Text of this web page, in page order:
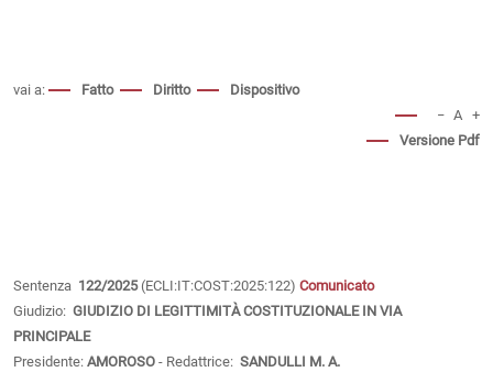
vai a: Fatto Diritto
Dispositivo
− A +
Versione Pdf
Sentenza 122/2025(ECLI:IT:COST:2025:122) Comunicato
Giudizio: GIUDIZIO DI LEGITTIMITÀ COSTITUZIONALE IN VIA
PRINCIPALE
Presidente: AMOROSO - Redattrice: SANDULLI M. A.